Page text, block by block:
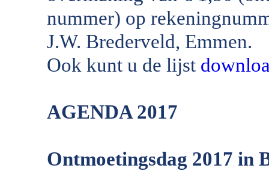
nummer) op
J.W. Brederveld, Emmen.
Ook kunt u de lijst
AGENDA 2017
Ontmoetingsdag 2017 in